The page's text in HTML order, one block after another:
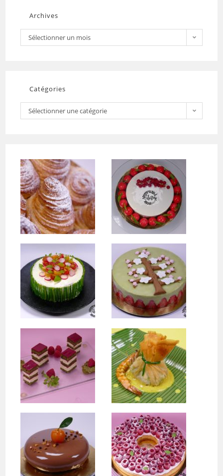
Archives
Sélectionner un mois
Catégories
Sélectionner une catégorie